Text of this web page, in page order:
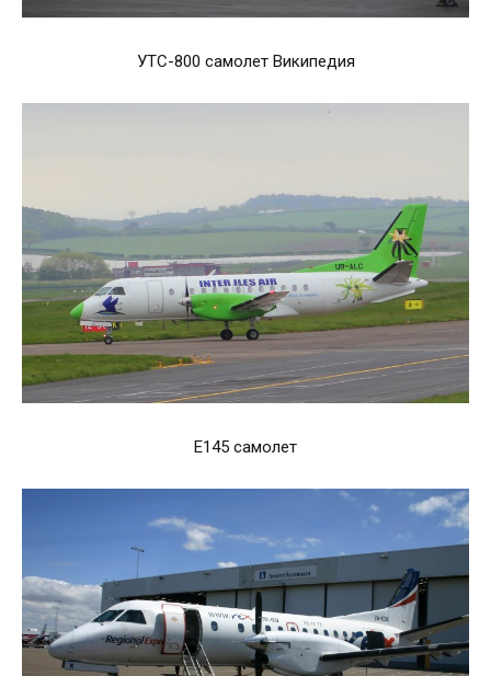
УТС-800 самолет Википедия
E145 самолет